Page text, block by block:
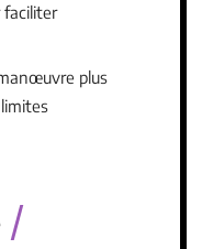
faciliter
plus